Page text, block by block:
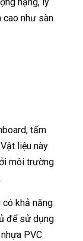
cao như sàn
tấm
liệu này
môi trường
có khả năng
để sử dụng
PVC